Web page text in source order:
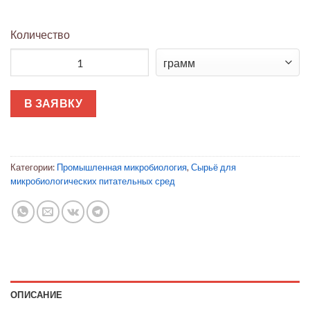
Количество
В ЗАЯВКУ
Категории: Промышленная микробиология,Сырьё для
микробиологических питательных сред
ОПИСАНИЕ